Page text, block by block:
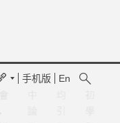
手机版 En